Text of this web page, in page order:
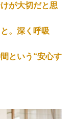
が大切だと思
。深く呼吸
という“安心す